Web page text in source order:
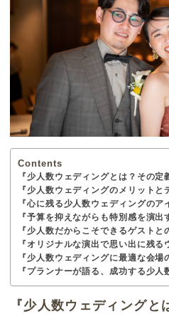
Contents
『少人数ウェディングとは？その定
『少人数ウェディングのメリットと
『心に残る少人数ウェディングのア
『予算を抑えながらも特別感を演出
『少人数だからこそできるゲストと
『オリジナルな演出で思い出に残る
『少人数ウェディングに最適な会場
『プランナーが語る、成功する少人
『少人数ウェディングと